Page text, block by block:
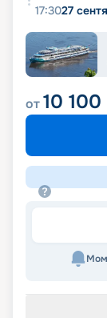
17:3027
от10 100